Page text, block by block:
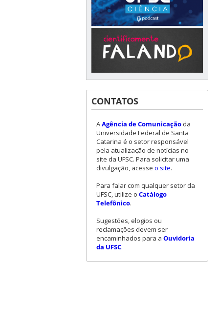
CONTATOS
AAgência de Comunicaçãoda
Universidade Federal de Santa
Catarina é o setor responsável
pela atualização de notícias no
site da UFSC. Para solicitar uma
divulgação, acesse o site.
Para falar com qualquer setor da
UFSC, utilize o Catálogo
Telefônico.
Sugestões, elogios ou
reclamações devem ser
encaminhados para a Ouvidoria
da UFSC.